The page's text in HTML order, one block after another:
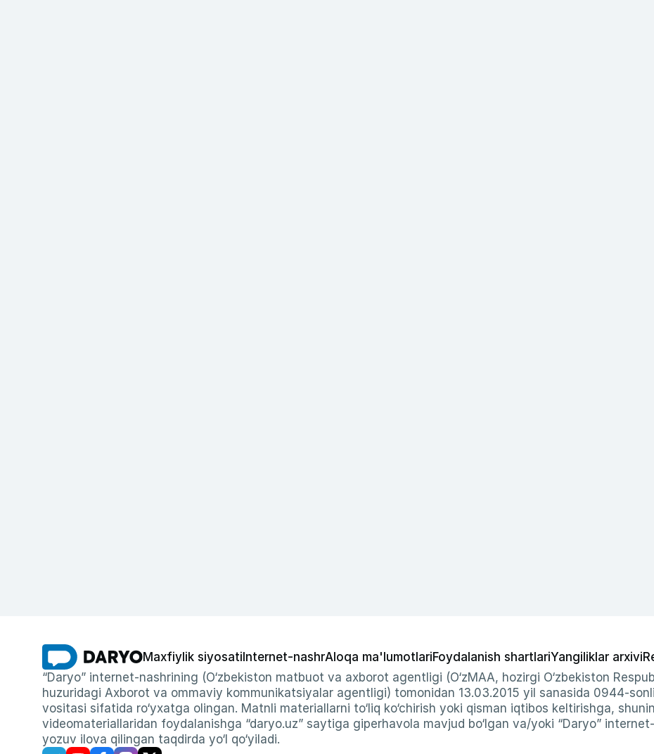
Maxfiylik siyosati Internet-nashrAloqa ma'lumotlariFoydalanish shartlariYangiliklar arxivi
“Daryo” internet-nashrining (O‘zbekiston matbuot va axborot agentligi (O‘zMAA, hozirgi O‘zbekiston
huzuridagi Axborot va ommaviy kommunikatsiyalar agentligi) tomonidan 13.03.2015 yil sanasida 0944-
vositasi sifatida ro‘yxatga olingan. Matnli materiallarni to‘liq ko‘chirish yoki qisman iqtibos keltirishga,
videomateriallaridan foydalanishga “daryo.uz” saytiga giperhavola mavjud bo‘lgan va/yoki “Daryo”
yozuv ilova qilingan taqdirda yo‘l qo‘yiladi.